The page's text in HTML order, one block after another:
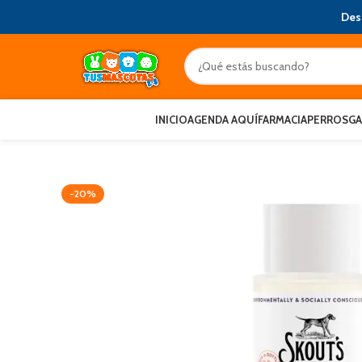
INICIOAGENDA AQUÍFARMACIAPERROS
-20%